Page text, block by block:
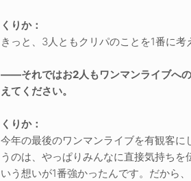
くりか：
きっと、3人ともクリパのことを1番に考
――それではお2人もワンマンライブへ
えてください。
くりか：
今年の最後のワンマンライブを有観客に
うのは、やっぱりみんなに直接気持ちを
いう想いが1番強かったんです。だから